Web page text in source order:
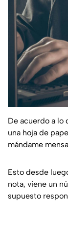
De acuerdo a lo
una hoja de
mándame
Esto desde
nota, viene un
supuesto